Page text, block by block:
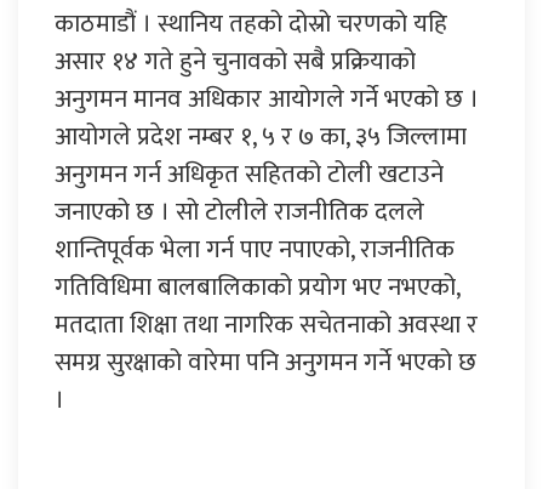
काठमाडौं । स्थानिय तहको दोस्रो चरणको यहि
असार १४ गते हुने चुनावको सबै प्रक्रियाको
अनुगमन मानव अधिकार आयोगले गर्ने भएको छ ।
आयोगले प्रदेश नम्बर १, ५ र ७ का, ३५ जिल्लामा
अनुगमन गर्न अधिकृत सहितको टोली खटाउने
जनाएको छ । सो टोलीले राजनीतिक दलले
शान्तिपूर्वक भेला गर्न पाए नपाएको, राजनीतिक
गतिविधिमा बालबालिकाको प्रयोग भए नभएको,
मतदाता शिक्षा तथा नागरिक सचेतनाको अवस्था र
समग्र सुरक्षाको वारेमा पनि अनुगमन गर्ने भएको छ
।